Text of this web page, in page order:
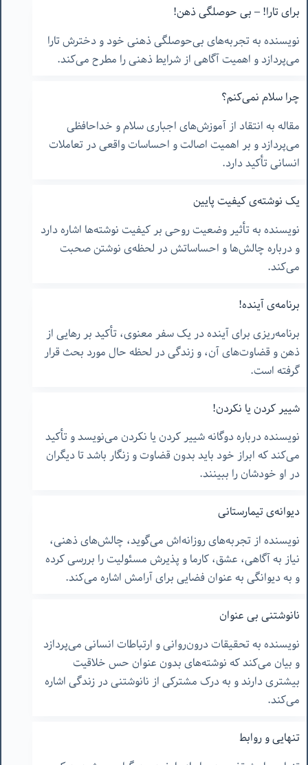
برای تارا! – بی حوصلگی ذهن!
نویسنده به تجربه‌های بی‌حوصلگی ذهنی خود و دخترش تارا
می‌پردازد و اهمیت آگاهی از شرایط ذهنی را مطرح می‌کند.
چرا سلام نمی‌کنم؟
مقاله به انتقاد از آموزش‌های اجباری سلام و خداحافظی
می‌پردازد و بر اهمیت اصالت و احساسات واقعی در تعاملات
انسانی تأکید دارد.
یک نوشته‌ی کیفیت پایین
نویسنده به تأثیر وضعیت روحی بر کیفیت نوشته‌ها اشاره دارد
و درباره چالش‌ها و احساساتش در لحظه‌ی نوشتن صحبت
می‌کند.
برنامه‌ی آینده!
برنامه‌ریزی برای آینده در یک سفر معنوی، تأکید بر رهایی از
ذهن و قضاوت‌های آن، و زندگی در لحظه حال مورد بحث قرار
گرفته است.
شییر کردن یا نکردن!
نویسنده درباره دوگانه شییر کردن یا نکردن می‌نویسد و تأکید
می‌کند که ابراز خود باید بدون قضاوت و زنگار باشد تا دیگران
در او خودشان را ببینند.
دیوانه‌ی تیمارستانی
نویسنده از تجربه‌های روزانه‌اش می‌گوید، چالش‌های ذهنی،
نیاز به آگاهی، عشق، کارما و پذیرش مسئولیت را بررسی کرده
و به دیوانگی به عنوان فضایی برای آرامش اشاره می‌کند.
نانوشتنی بی عنوان
نویسنده به تحقیقات درون‌روانی و ارتباطات انسانی می‌پردازد
و بیان می‌کند که نوشته‌های بدون عنوان حس خلاقیت
بیشتری دارند و به درک مشترکی از نانوشتنی در زندگی اشاره
می‌کند.
تنهایی و روابط